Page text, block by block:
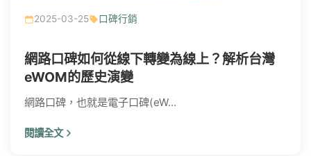
2025-03-25 口碑行銷
網路口碑如何從線下轉變為線上？解析台灣
eWOM的歷史演變
網路口碑，也就是電子口碑(eW...
閱讀全文